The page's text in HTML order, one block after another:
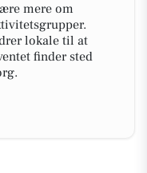
mere om
lokale til at
finder sted